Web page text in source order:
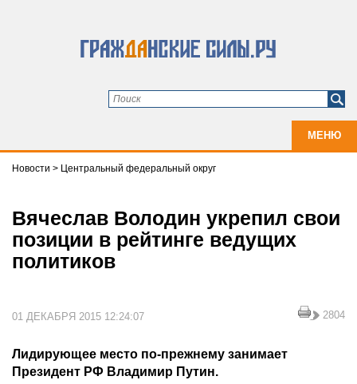
МЕНЮ
Новости > Центральный федеральный округ
Вячеслав Володин укрепил свои
позиции в рейтинге ведущих
политиков
01 ДЕКАБРЯ 2015 12:24:07 2804
Лидирующее место по-прежнему занимает
Президент РФ Владимир Путин.